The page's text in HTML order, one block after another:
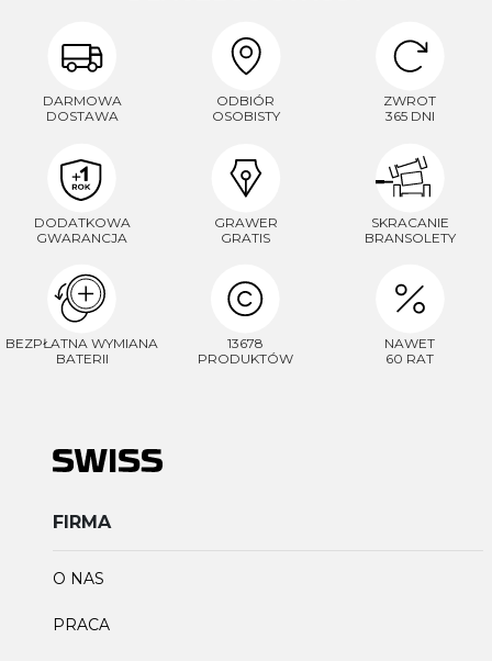
DARMOWA
DOSTAWA
ODBIÓR
OSOBISTY
ZWROT
365 DNI
DODATKOWA
GWARANCJA
GRAWER
GRATIS
SKRACANIE
BRANSOLETY
BEZPŁATNA WYMIANA
BATERII
13678
PRODUKTÓW
NAWET
60 RAT
FIRMA
O NAS
PRACA